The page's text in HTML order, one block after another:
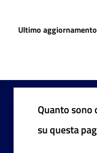
Ultimo aggiornamento
Quanto
su questa